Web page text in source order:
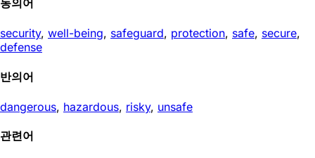
동의어
security, well-being, safeguard, protection, safe, secure,
defense
반의어
dangerous, hazardous, risky, unsafe
관련어